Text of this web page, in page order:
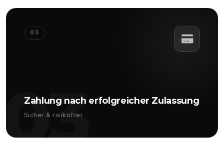
03
03
Zahlung nach erfolgreicher Zulassung
Sicher & risikofrei